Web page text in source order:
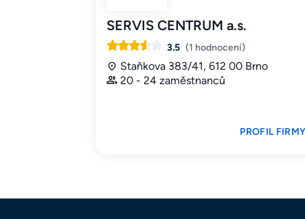
SERVIS CENTRUM a.s.
3.5 (1 hodnocení)
Staňkova 383/41, 612 00 Brno
20 - 24 zaměstnanců
PROFIL FIRMY